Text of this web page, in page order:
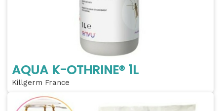
AQUA K-OTHRINE® 1L
Killgerm France